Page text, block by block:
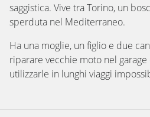
saggistica. Vive tra Torino, un
sperduta nel Mediterraneo.
Ha una moglie, un figlio e due
riparare vecchie moto nel garage
utilizzarle in lunghi viaggi